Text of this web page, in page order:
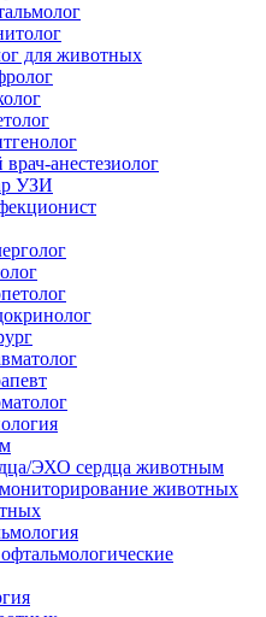
для животных
анестезиолог
УЗИ
ЭХО сердца животным
животных